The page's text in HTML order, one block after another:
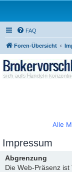
FAQ
Foren-Übersicht
Alle
Impressum
Abgrenzung
Die Web-Präsenz